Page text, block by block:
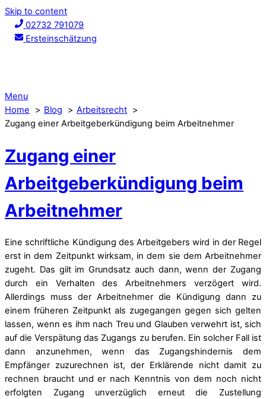
Skip to content
02732 791079
Ersteinschätzung
Menu
Home
Blog
Arbeitsrecht
Zugang einer Arbeitgeberkündigung beim Arbeitnehmer
Zugang einer
Arbeitgeberkündigung beim
Arbeitnehmer
Eine schriftliche Kündigung des Arbeitgebers wird in der Regel
erst in dem Zeitpunkt wirksam, in dem sie dem Arbeitnehmer
zugeht. Das gilt im Grundsatz auch dann, wenn der Zugang
durch ein Verhalten des Arbeitnehmers verzögert wird.
Allerdings muss der Arbeitnehmer die Kündigung dann zu
einem früheren Zeitpunkt als zugegangen gegen sich gelten
lassen, wenn es ihm nach Treu und Glauben verwehrt ist, sich
auf die Verspätung das Zugangs zu berufen. Ein solcher Fall ist
dann anzunehmen, wenn das Zugangshindernis dem
Empfänger zuzurechnen ist, der Erklärende nicht damit zu
rechnen braucht und er nach Kenntnis von dem noch nicht
erfolgten Zugang unverzüglich erneut die Zustellung